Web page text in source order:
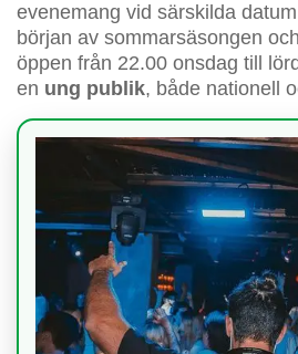
evenemang vid särskilda
början av sommarsäsongen
öppen från 22.00 onsdag till
en ung publik, både nationell